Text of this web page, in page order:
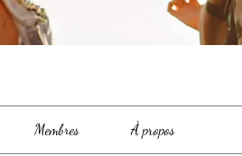
Membres À propos